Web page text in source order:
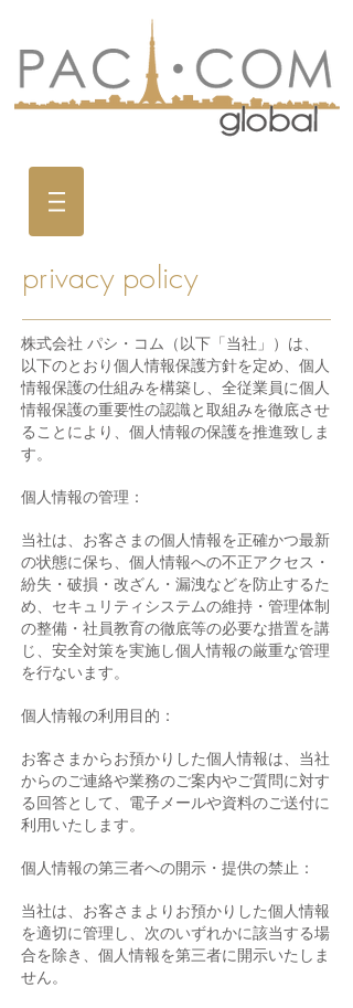
privacy policy
株式会社 パシ・コム（以下「当社」）は、
以下のとおり個人情報保護方針を定め、個人
情報保護の仕組みを構築し、全従業員に個人
情報保護の重要性の認識と取組みを徹底させ
ることにより、個人情報の保護を推進致しま
す。
個人情報の管理：
当社は、お客さまの個人情報を正確かつ最新
の状態に保ち、個人情報への不正アクセス・
紛失・破損・改ざん・漏洩などを防止するた
め、セキュリティシステムの維持・管理体制
の整備・社員教育の徹底等の必要な措置を講
じ、安全対策を実施し個人情報の厳重な管理
を行ないます。
個人情報の利用目的：
お客さまからお預かりした個人情報は、当社
からのご連絡や業務のご案内やご質問に対す
る回答として、電子メールや資料のご送付に
利用いたします。
個人情報の第三者への開示・提供の禁止：
当社は、お客さまよりお預かりした個人情報
を適切に管理し、次のいずれかに該当する場
合を除き、個人情報を第三者に開示いたしま
せん。